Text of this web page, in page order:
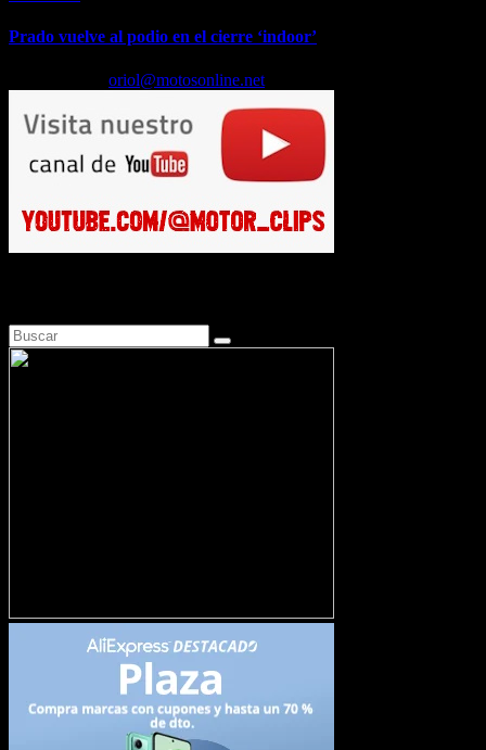
Prado vuelve al podio en el cierre ‘indoor’
oriol@motosonline.net